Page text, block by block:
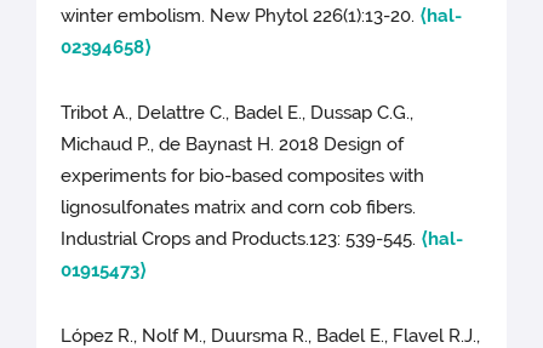
winter embolism. New Phytol 226(1):13-20. ⟨hal-
02394658⟩
Tribot A., Delattre C., Badel E., Dussap C.G.,
Michaud P., de Baynast H. 2018 Design of
experiments for bio-based composites with
lignosulfonates matrix and corn cob fibers.
Industrial Crops and Products.123: 539-545. ⟨hal-
01915473⟩
López R., Nolf M., Duursma R., Badel E., Flavel R.J.,